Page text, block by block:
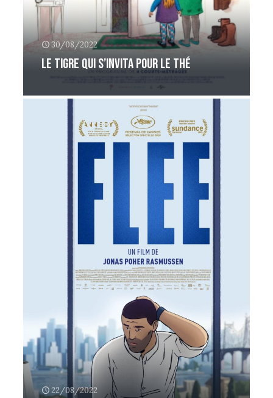
30/08/2022
Le Tigre qui s’invita pour le thé
22/08/2022